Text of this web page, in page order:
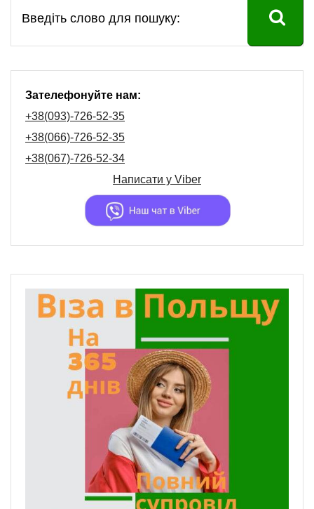
Зателефонуйте нам:
+38(093)-726-52-35
+38(066)-726-52-35
+38(067)-726-52-34
Написати у Viber